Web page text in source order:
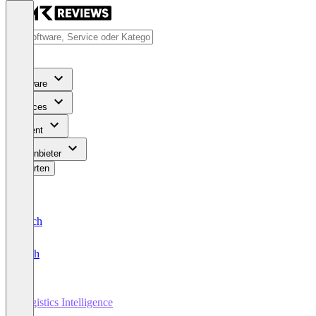
Software
Services
Content
Für Anbieter
Bewerten
Deutsch
English
Logistics Intelligence